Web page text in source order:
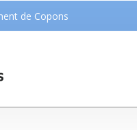
de Copons